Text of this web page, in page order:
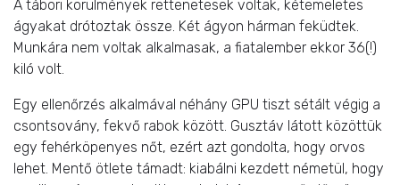
A tábori körülmények rettenetesek voltak, kétemeletes
ágyakat drótoztak össze. Két ágyon hárman feküdtek.
Munkára nem voltak alkalmasak, a fiatalember ekkor 36(!)
kiló volt.
Egy ellenőrzés alkalmával néhány GPU tiszt sétált végig a
csontsovány, fekvő rabok között. Gusztáv látott közöttük
egy fehérköpenyes nőt, ezért azt gondolta, hogy orvos
lehet. Mentő ötlete támadt: kiabálni kezdett németül, hogy